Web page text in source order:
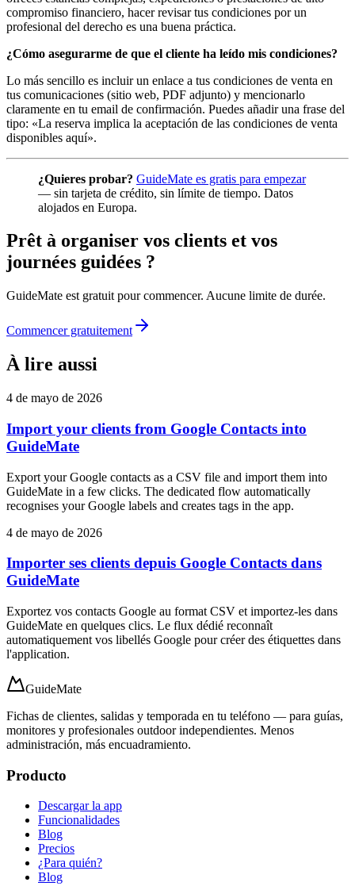
compromiso financiero, hacer revisar tus condiciones por un
profesional del derecho es una buena práctica.
¿Cómo asegurarme de que el cliente ha leído mis condiciones?
Lo más sencillo es incluir un enlace a tus condiciones de venta en
tus comunicaciones (sitio web, PDF adjunto) y mencionarlo
claramente en tu email de confirmación. Puedes añadir una frase del
tipo: «La reserva implica la aceptación de las condiciones de venta
disponibles aquí».
¿Quieres probar? GuideMate es gratis para empezar
— sin tarjeta de crédito, sin límite de tiempo. Datos
alojados en Europa.
Prêt à organiser vos clients et vos
journées guidées ?
GuideMate est gratuit pour commencer. Aucune limite de durée.
Commencer gratuitement
À lire aussi
4 de mayo de 2026
Import your clients from Google Contacts into
GuideMate
Export your Google contacts as a CSV file and import them into
GuideMate in a few clicks. The dedicated flow automatically
recognises your Google labels and creates tags in the app.
4 de mayo de 2026
Importer ses clients depuis Google Contacts dans
GuideMate
Exportez vos contacts Google au format CSV et importez-les dans
GuideMate en quelques clics. Le flux dédié reconnaît
automatiquement vos libellés Google pour créer des étiquettes dans
l'application.
GuideMate
Fichas de clientes, salidas y temporada en tu teléfono — para guías,
monitores y profesionales outdoor independientes. Menos
administración, más encuadramiento.
Producto
Descargar la app
Funcionalidades
Blog
Precios
¿Para quién?
Blog